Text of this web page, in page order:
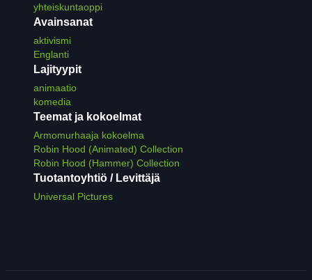
yhteiskuntaoppi
Avainsanat
aktivismi
Englanti
Lajityypit
animaatio
komedia
Teemat ja kokoelmat
Armomurhaaja kokoelma
Robin Hood (Animated) Collection
Robin Hood (Hammer) Collection
Tuotantoyhtiö / Levittäjä
Universal Pictures